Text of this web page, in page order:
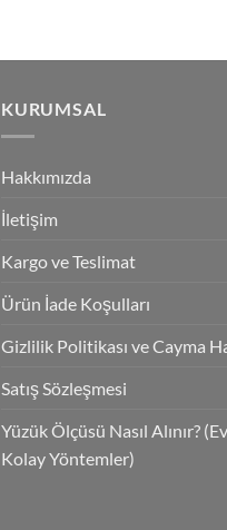
KURUMSAL
Hakkımızda
İletişim
Kargo ve Teslimat
Ürün İade Koşulları
Gizlilik Politikası ve Cayma
Satış Sözleşmesi
Yüzük Ölçüsü Nasıl Alınır?
Kolay Yöntemler)